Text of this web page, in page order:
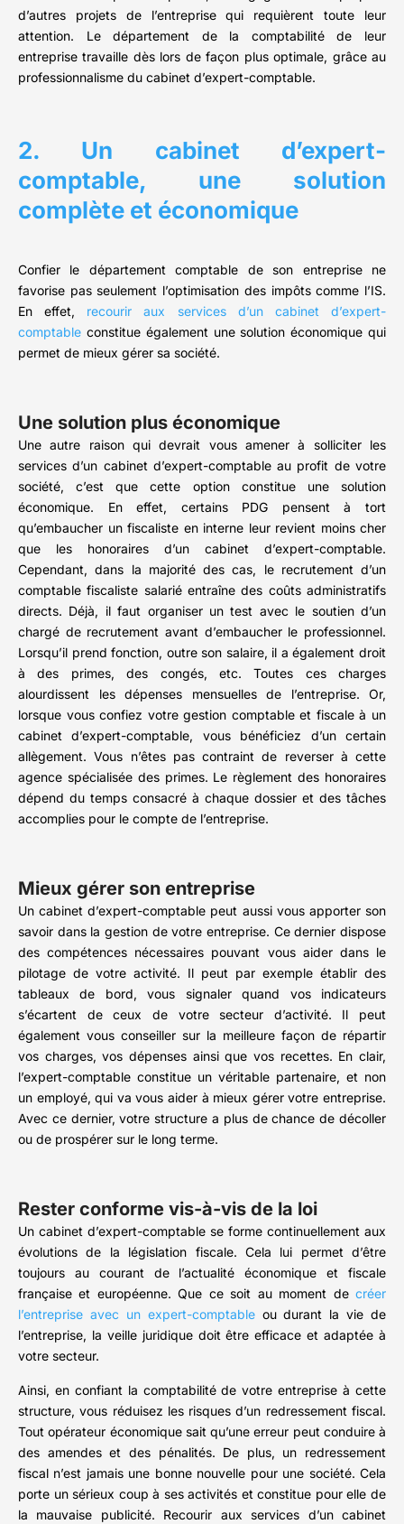
d’autres projets de l’entreprise qui requièrent toute leur
attention. Le département de la comptabilité de leur
entreprise travaille dès lors de façon plus optimale, grâce au
professionnalisme du cabinet d’expert-comptable.
2. Un cabinet d’expert-
comptable, une solution
complète et économique
Confier le département comptable de son entreprise ne
favorise pas seulement l’optimisation des impôts comme l’IS.
En effet, recourir aux services d’un cabinet d’expert-
comptable constitue également une solution économique qui
permet de mieux gérer sa société.
Une solution plus économique
Une autre raison qui devrait vous amener à solliciter les
services d’un cabinet d’expert-comptable au profit de votre
société, c’est que cette option constitue une solution
économique. En effet, certains PDG pensent à tort
qu’embaucher un fiscaliste en interne leur revient moins cher
que les honoraires d’un cabinet d’expert-comptable.
Cependant, dans la majorité des cas, le recrutement d’un
comptable fiscaliste salarié entraîne des coûts administratifs
directs. Déjà, il faut organiser un test avec le soutien d’un
chargé de recrutement avant d’embaucher le professionnel.
Lorsqu’il prend fonction, outre son salaire, il a également droit
à des primes, des congés, etc. Toutes ces charges
alourdissent les dépenses mensuelles de l’entreprise. Or,
lorsque vous confiez votre gestion comptable et fiscale à un
cabinet d’expert-comptable, vous bénéficiez d’un certain
allègement. Vous n’êtes pas contraint de reverser à cette
agence spécialisée des primes. Le règlement des honoraires
dépend du temps consacré à chaque dossier et des tâches
accomplies pour le compte de l’entreprise.
Mieux gérer son entreprise
Un cabinet d’expert-comptable peut aussi vous apporter son
savoir dans la gestion de votre entreprise. Ce dernier dispose
des compétences nécessaires pouvant vous aider dans le
pilotage de votre activité. Il peut par exemple établir des
tableaux de bord, vous signaler quand vos indicateurs
s’écartent de ceux de votre secteur d’activité. Il peut
également vous conseiller sur la meilleure façon de répartir
vos charges, vos dépenses ainsi que vos recettes. En clair,
l’expert-comptable constitue un véritable partenaire, et non
un employé, qui va vous aider à mieux gérer votre entreprise.
Avec ce dernier, votre structure a plus de chance de décoller
ou de prospérer sur le long terme.
Rester conforme vis-à-vis de la loi
Un cabinet d’expert-comptable se forme continuellement aux
évolutions de la législation fiscale. Cela lui permet d’être
toujours au courant de l’actualité économique et fiscale
française et européenne. Que ce soit au moment de créer
l’entreprise avec un expert-comptableou durant la vie de
l’entreprise, la veille juridique doit être efficace et adaptée à
votre secteur.
Ainsi, en confiant la comptabilité de votre entreprise à cette
structure, vous réduisez les risques d’un redressement fiscal.
Tout opérateur économique sait qu’une erreur peut conduire à
des amendes et des pénalités. De plus, un redressement
fiscal n’est jamais une bonne nouvelle pour une société. Cela
porte un sérieux coup à ses activités et constitue pour elle de
la mauvaise publicité. Recourir aux services d’un cabinet